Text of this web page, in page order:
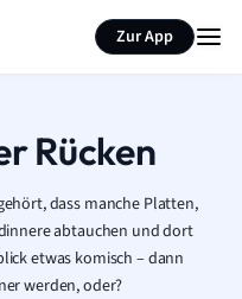
Zur App
Rücken
dass manche Platten,
abtauchen und dort
etwas komisch – dann
werden, oder?
Seite zusammenfassen